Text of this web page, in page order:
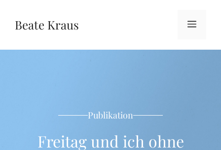
springenBeate Kraus Menü
Publikation
Freitag und ich ohne